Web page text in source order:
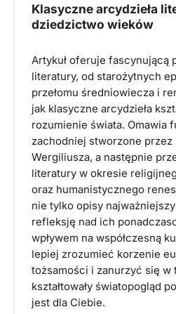
Klasyczne arcydzieła
dziedzictwo wieków
Artykuł oferuje fascynującą
literatury, od starożytnych
przełomu średniowiecza i
jak klasyczne arcydzieła
rozumienie świata. Omawia
zachodniej stworzone przez
Wergiliusza, a następnie
literatury w okresie
oraz humanistycznego
nie tylko opisy
refleksję nad ich
wpływem na współczesną
lepiej zrozumieć korzenie
tożsamości i zanurzyć się w
kształtowały światopogląd
jest dla Ciebie.